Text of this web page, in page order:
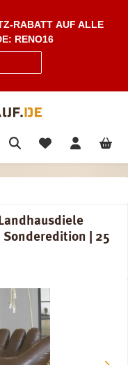
RABATT AUF ALLE
RENO16
| 25